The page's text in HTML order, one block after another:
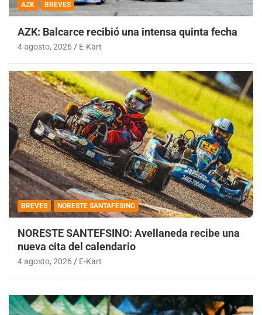
AZK BREVES
AZK: Balcarce recibió una intensa quinta fecha
4 agosto, 2026 E-Kart
BREVES NORESTE SANTAFESINO
NORESTE SANTEFSINO: Avellaneda recibe una
nueva cita del calendario
4 agosto, 2026 E-Kart